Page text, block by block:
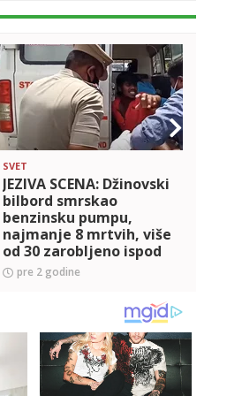
SVET
JEZIVA SCENA: Džinovski
bilbord smrskao
benzinsku pumpu,
najmanje 8 mrtvih, više
od 30 zarobljeno ispod
gomile metala (VIDEO)
pre 2 godine